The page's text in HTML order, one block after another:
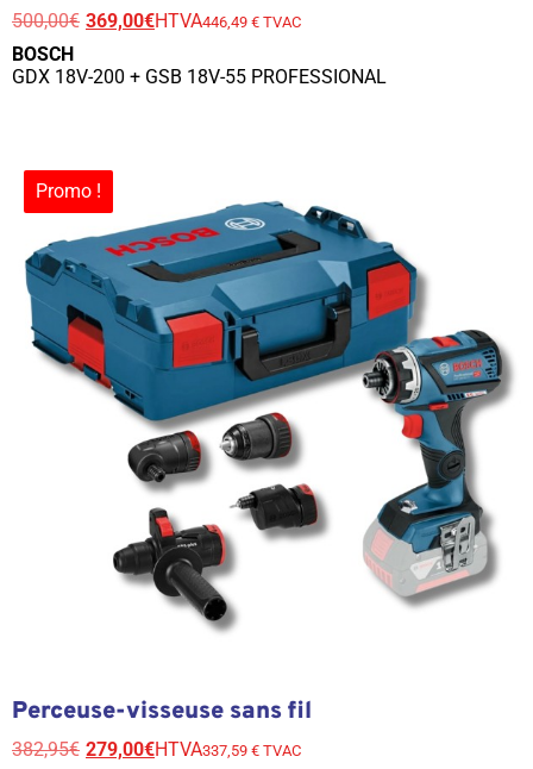
500,00€ 369,00€HTVA446,49 € TVAC
BOSCH
GDX 18V-200 + GSB 18V-55 PROFESSIONAL
Promo !
Perceuse-visseuse sans fil
382,95€ 279,00€HTVA337,59 € TVAC